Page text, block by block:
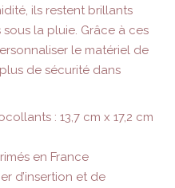
ils restent brillants
la pluie. Grâce à ces
le matériel de
de sécurité dans
: 13,7 cm x 17,2 cm
en France
d’insertion et de